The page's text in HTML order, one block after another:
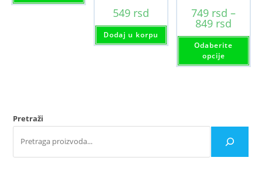
549 rsd
Dodaj u korpu
749 rsd –
849 rsd
od
749 rsd
849 rsd
Odaberite
opcije
Pretraži